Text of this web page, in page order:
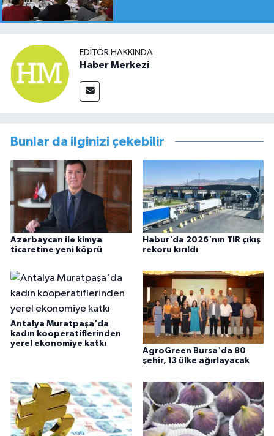
EDITÖR HAKKINDA
Haber Merkezi
Bunlar da ilginizi çekebilir
Azerbaycan ile kimya
ticaretine yeni köprü
Habur'da 2026'nın TIR çıkış
rekoru kırıldı
Antalya Muratpaşa'da
kadın kooperatiflerinden
yerel ekonomiye katkı
AgroGreen Bursa'da 80
şehir, 13 ülke ağırlayacak